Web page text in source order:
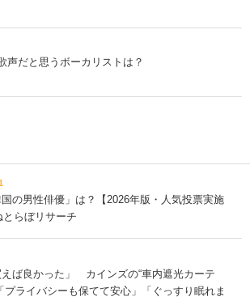
声だと思うボーカリストは？
の男性俳優」は？【2026年版・人気投票実施
らぼリサーチ
えば良かった」 カインズの“車内遮光カーテ
ライバシーも保てて安心」「ぐっすり眠れま